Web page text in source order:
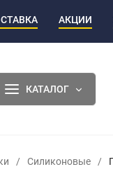
АКЦИИ
КАТАЛОГ
/ Силиконовые /